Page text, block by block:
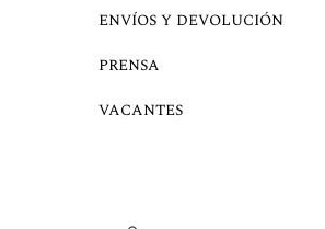
ENVÍOS Y DEVOLUCIÓN
PRENSA
VACANTES